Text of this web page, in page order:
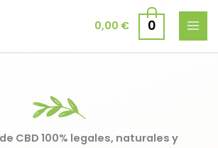
0,00 € 0
CBD 100% legales, naturales y